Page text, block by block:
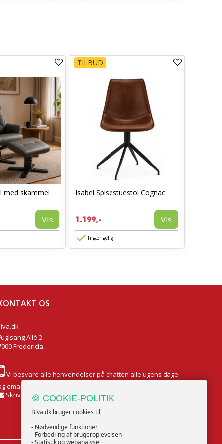
med skammel
Vis
TILBUD
Isabel Spisestuestol Cognac
1.199,- Vis
Tilgængelig
OS
Allé 2
Fredericia
Vi besvare alle henvendelser på chatten alle ugens dage
email Mandag til Fredag
Skriv til os🍪 COOKIE-POLITIK
Biva.dk bruger cookies til
- Nødvendige funktioner
- Forbedring af brugeroplevelsen
- Statistik og webanalyse